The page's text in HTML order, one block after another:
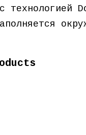
технологией